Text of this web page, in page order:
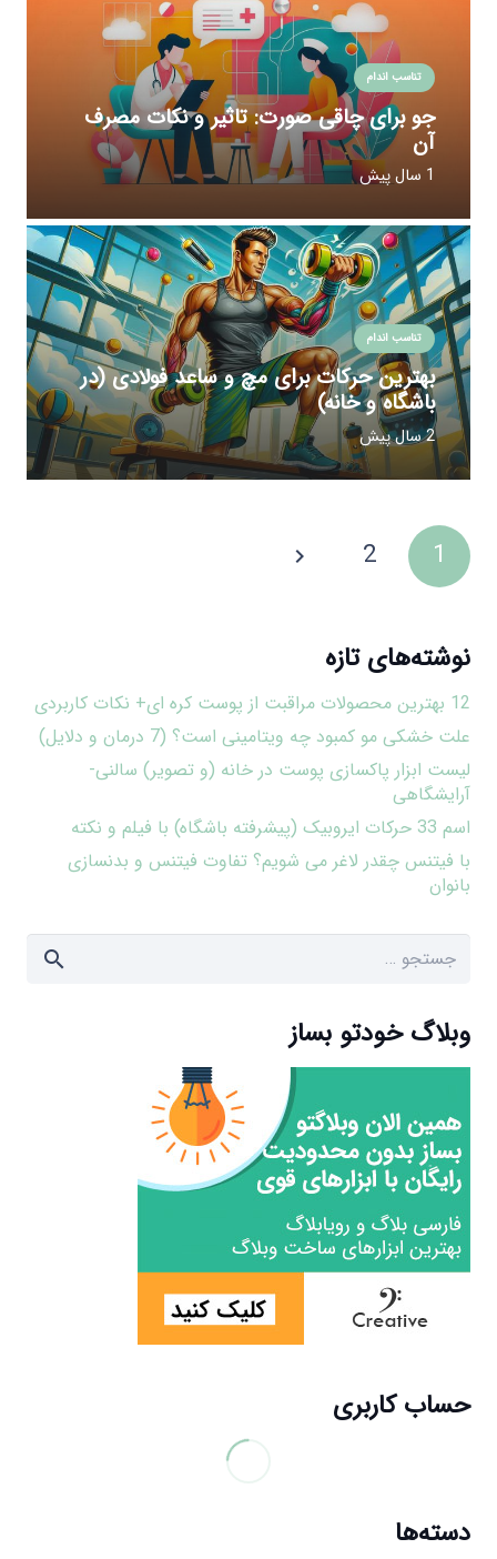
تناسب اندام
جو برای چاقی صورت: تاثیر و نکات مصرف
آن
1 سال پیش
تناسب اندام
بهترین حرکات برای مچ و ساعد فولادی (در
باشگاه و خانه)
2 سال پیش
1
2
نوشته‌های تازه
12 بهترین محصولات مراقبت از پوست کره ای+ نکات کاربردی
علت خشکی مو کمبود چه ویتامینی است؟ (7 درمان و دلایل)
لیست ابزار پاکسازی پوست در خانه (و تصویر) سالنی-
آرایشگاهی
اسم 33 حرکات ایروبیک (پیشرفته باشگاه) با فیلم و نکته
با فیتنس چقدر لاغر می شویم؟ تفاوت فیتنس و بدنسازی
بانوان
جستجو
وبلاگ خودتو بساز
حساب کاربری
دسته‌ها